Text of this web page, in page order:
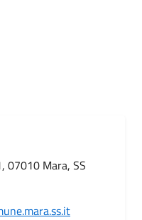
07010 Mara, SS